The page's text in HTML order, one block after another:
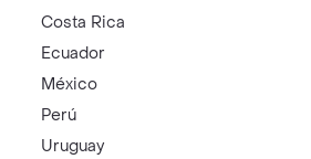
Costa Rica
Ecuador
México
Perú
Uruguay